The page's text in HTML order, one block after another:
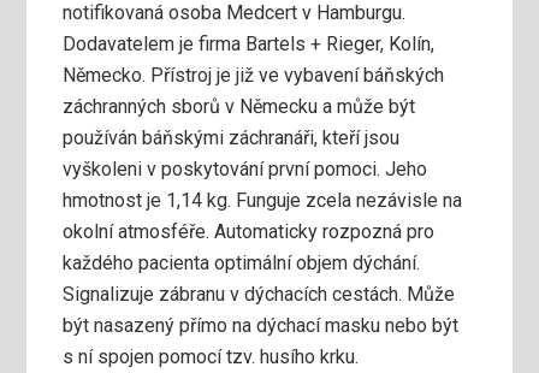
notifikovaná osoba Medcert v Hamburgu.
Dodavatelem je firma Bartels + Rieger, Kolín,
Německo. Přístroj je již ve vybavení báňských
záchranných sborů v Německu a může být
používán báňskými záchranáři, kteří jsou
vyškoleni v poskytování první pomoci. Jeho
hmotnost je 1,14 kg. Funguje zcela nezávisle na
okolní atmosféře. Automaticky rozpozná pro
každého pacienta optimální objem dýchání.
Signalizuje zábranu v dýchacích cestách. Může
být nasazený přímo na dýchací masku nebo být
s ní spojen pomocí tzv. husího krku.